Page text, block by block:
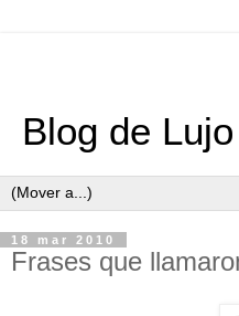
Blog de Lujo
18 mar 2010
Frases que